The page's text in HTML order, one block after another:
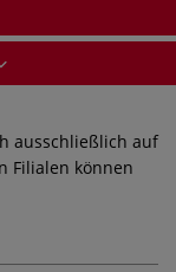
ausschließlich auf
Filialen können